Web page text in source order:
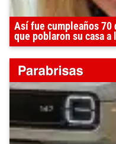
Así fue cumpleaños 70
que poblaron su casa a